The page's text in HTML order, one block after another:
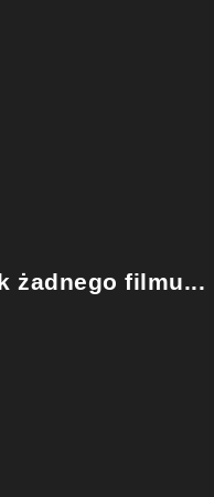
żadnego filmu...